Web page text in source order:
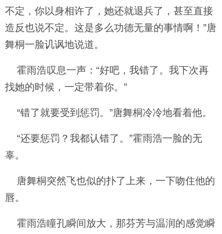
不定，你以身相许了，她还就退兵了，甚至直接
造反也说不定。这是多么功德无量的事情啊！”唐
舞桐一脸讥讽地说道。
霍雨浩叹息一声：“好吧，我错了。我下次再
找她的时候，一定带着你。”
“错了就要受到惩罚。”唐舞桐冷冷地看着他。
“还要惩罚？我都认错了。”霍雨浩一脸的无
辜。
唐舞桐突然飞也似的扑了上来，一下吻住他的
唇。
霍雨浩瞳孔瞬间放大，那芬芳与温润的感觉瞬